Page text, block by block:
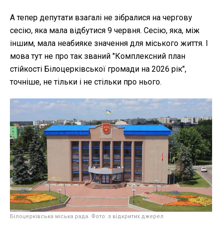
А тепер депутати взагалі не зібралися на чергову
сесію, яка мала відбутися 9 червня. Сесію, яка, між
іншим, мала неабияке значення для міського життя. І
мова тут не про так званий "Комплексний план
стійкості Білоцерківської громади на 2026 рік",
точніше, не тільки і не стільки про нього.
Білоцерківська міська рада. Фото: з відкритих джерел